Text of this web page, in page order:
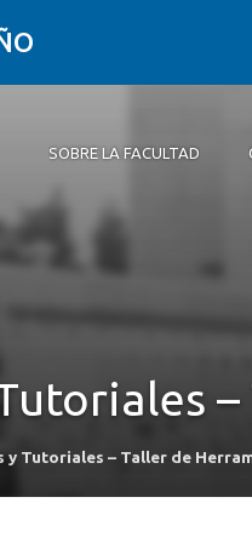
SOBRE LA FACULTAD
la Facultady educación continua
con el medio
y Tutoriales – Taller de